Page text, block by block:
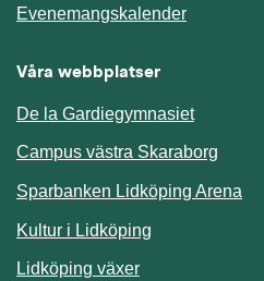
EvenemangskalenderLänk till
Våra webbplatser
De la Gardiegymnasiet
Campus västra Skaraborg
Sparbanken Lidköping Arena
Kultur i Lidköping
Lidköping växer